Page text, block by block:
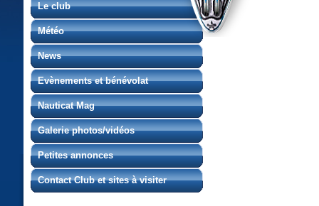
Le club
Météo
News
Evènements et bénévolat
Nauticat Mag
Galerie photos/vidéos
Petites annonces
Contact Club et sites à visiter